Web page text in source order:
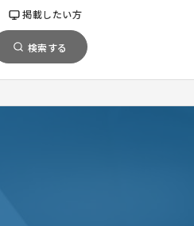
掲載したい方
検索する